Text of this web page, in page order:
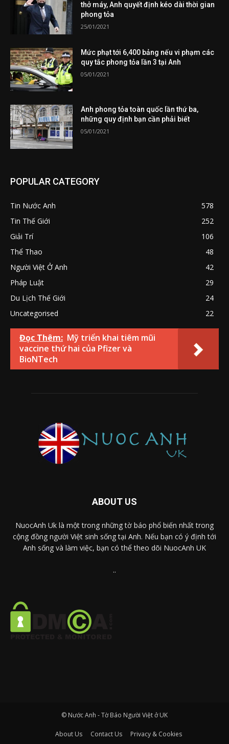
thở máy, Anh quyết định kéo dài thời gian
phong tỏa
25/01/2021
Mức phạt tới 6,400 bảng nếu vi phạm các
quy tắc phong tỏa lần 3 tại Anh
05/01/2021
Anh phong tỏa toàn quốc lần thứ ba,
những quy định bạn cần phải biết
05/01/2021
POPULAR CATEGORY
Tin Nước Anh
578
Tin Thế Giới
252
Giải Trí
106
Thể Thao
48
Người Việt Ở Anh
42
Pháp Luật
29
Du Lịch Thế Giới
24
Uncategorised
22
Đọc Thêm: Mỹ triển khai tiêm mũi
vaccine thứ hai của Pfizer và
BioNTech
ABOUT US
NuocAnh Uk là một trong những tờ báo phổ biến nhất trong
cộng đồng người Việt sinh sống tại Anh. Nếu bạn có ý định tới
Anh sống và làm việc, bạn có thể theo dõi NuocAnh UK
..
© Nước Anh - Tờ Báo Người Việt ở UK
About Us Contact Us Privacy & Cookies